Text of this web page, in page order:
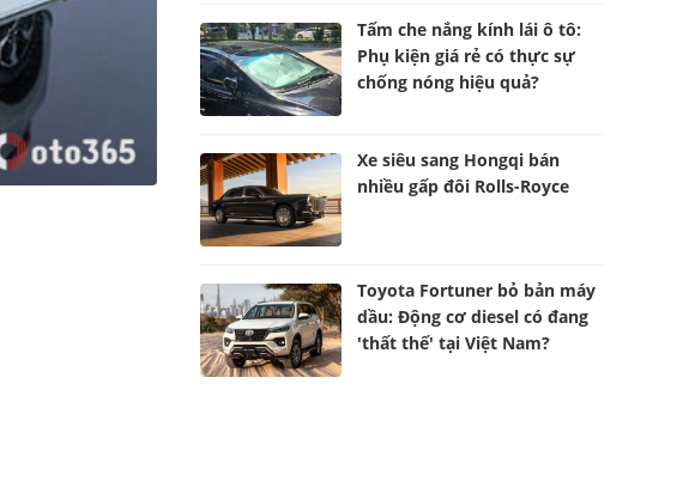
Tấm che nắng kính lái ô tô:
Phụ kiện giá rẻ có thực sự
chống nóng hiệu quả?
Xe siêu sang Hongqi bán
nhiều gấp đôi Rolls-Royce
Toyota Fortuner bỏ bản máy
dầu: Động cơ diesel có đang
'thất thế' tại Việt Nam?